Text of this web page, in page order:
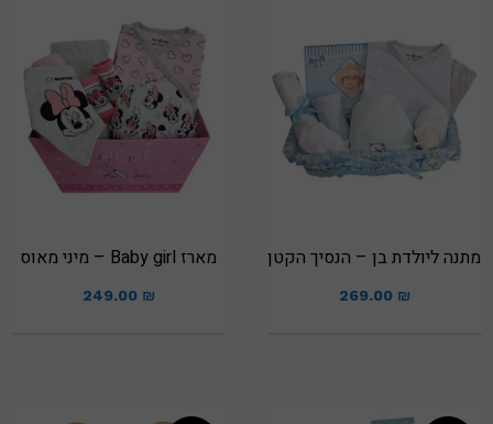
מתנה ליולדת בן – הנסיך הקטן
269.00 ₪
מארז Baby girl – מיני מאוס
249.00 ₪